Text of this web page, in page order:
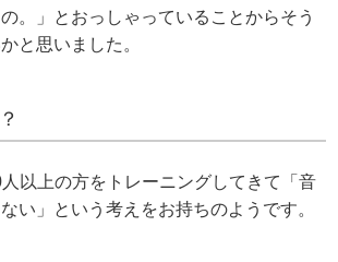
。」とおっしゃっていることからそう
と思いました。
以上の方をトレーニングしてきて「音
い」という考えをお持ちのようです。